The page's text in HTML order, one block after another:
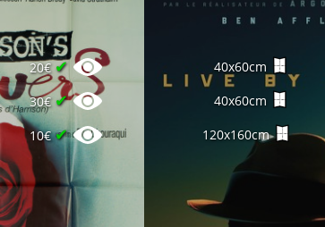
20€✔
30€ ✔
10€✔
40x60cm
40x60cm
120x160cm